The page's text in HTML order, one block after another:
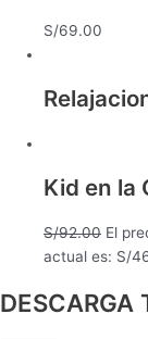
S/69.00
Kid en la
S/92.00 El
actual es: S/
DESCARGA